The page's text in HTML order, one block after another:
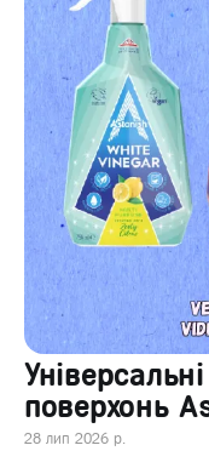
поверхонь
28 лип 2026 р.